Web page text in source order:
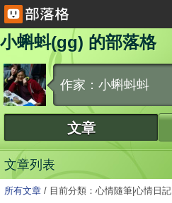
小蝌蚪(gg) 的部落格
作家：小蝌蚪蚪
文章
文章列表
所有文章 / 目前分類：心情隨筆|心情日記